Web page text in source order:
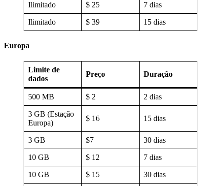
Ilimitado $ 25 7 dias
Ilimitado $ 39 15 dias
Europa
Limite de
dados
Preço Duração
500 MB $ 2 2 dias
3 GB (Estação
Europa)
$ 16 15 dias
3 GB $7 30 dias
10 GB $ 12 7 dias
10 GB $ 15 30 dias